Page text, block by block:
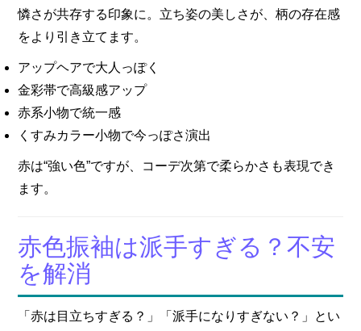
憐さが共存する印象に。立ち姿の美しさが、柄の存在感
をより引き立てます。
アップヘアで大人っぽく
金彩帯で高級感アップ
赤系小物で統一感
くすみカラー小物で今っぽさ演出
赤は“強い色”ですが、コーデ次第で柔らかさも表現でき
ます。
赤色振袖は派手すぎる？不安
を解消
「赤は目立ちすぎる？」「派手になりすぎない？」とい